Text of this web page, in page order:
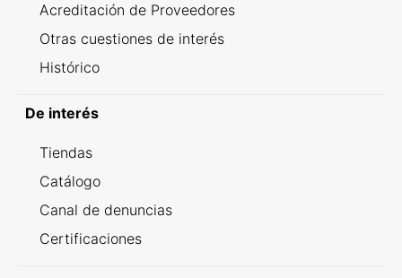
Acreditación de Proveedores
Otras cuestiones de interés
Histórico
De interés
Tiendas
Catálogo
Canal de denuncias
Certificaciones